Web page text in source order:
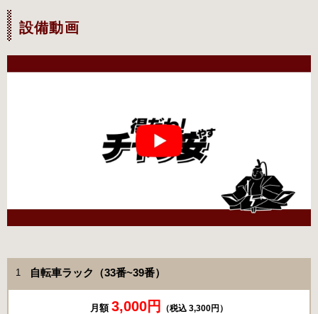
設備動画
1 自転車ラック（33番~39番）
月額 3,000円 （税込 3,300円）